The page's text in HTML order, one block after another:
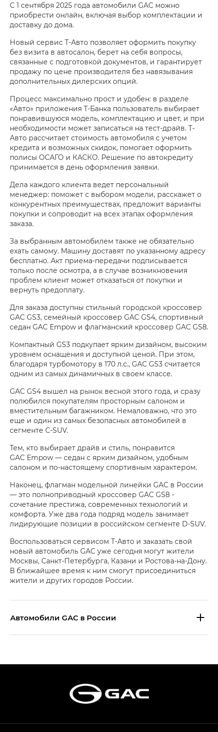
С 1 сентября 2025 года автомобили GAC можно
приобрести онлайн, включая выбор комплектации и
доставку до дома.
Новый сервис Т-Авто позволяет оформить покупку
без визита в автосалон, берет на себя вопросы,
связанные с подготовкой документов, и гарантирует
продажу по цене производителя без навязывания
дополнительных дилерских опций.
Процесс максимально прост и удобен: в разделе
«Авто» приложения Т-Банка пользователь выбирает
понравившуюся модель, комплектацию и цвет, и при
необходимости может записаться на тест-драйв. Т-
Авто рассчитает стоимость автомобиля с учетом
кредита и возможных скидок, помогает оформить
полисы ОСАГО и КАСКО. Решение по автокредиту
принимается в день оформления заявки.
Дела каждого клиента ведет персональный
менеджер: поможет с выбором модели, расскажет о
конкурентных преимуществах, предложит варианты
покупки и сопроводит на всех этапах оформления
заказа.
За выбранным автомобилем также не обязательно
ехать самому. Машину доставят по указанному адресу
бесплатно. Акт приема-передачи подписывается
только после осмотра, а в случае возникновения
проблем клиент может отказаться от покупки и
вернуть предоплату.
Для заказа доступны стильный городской кроссовер
GAC GS3, семейный кроссовер GAC GS4, спортивный
седан GAC Empow и флагманский кроссовер GAC GS8.
Компактный GS3 подкупает ярким дизайном, высоким
уровнем оснащения и доступной ценой. При этом,
благодаря турбомотору в 170 л.с., GAC GS3 считается
одним из самых динамичных в своем классе.
GAC GS4 вышел на рынок весной этого года, и сразу
полюбился покупателям просторным салоном и
вместительным багажником. Немаловажно, что это
еще и один из самых безопасных автомобилей в
сегменте C-SUV.
Тем, кто выбирает драйв и стиль, понравится
GAC Empow — седан с ярким дизайном, удобным
салоном и по-настоящему спортивным характером.
Наконец, флагман модельной линейки GAC в России
— это полноприводный кроссовер GAC GS8 -
сочетание престижа, современных технологий и
комфорта. Уже два года подряд модель занимает
лидирующие позиции в российском сегменте D-SUV.
Воспользоваться сервисом Т-Авто и заказать свой
новый автомобиль GAC уже сегодня могут жители
Москвы, Санкт-Петербурга, Казани и Ростова-на-Дону.
В ближайшее время к ним смогут присоединиться
жители и других городов России.
Aвтомобили GAC в России
Эс Икс ПРЕМИУМ — SX PREMIUM
S7 — Эс 7 (S7) в комплектациях
Эс Икс ПРЕМИУМ — SX PREMIUM, Эс Тэ — ST
в комплектации Экс ПРЕМИУМ — EX PREMIUM